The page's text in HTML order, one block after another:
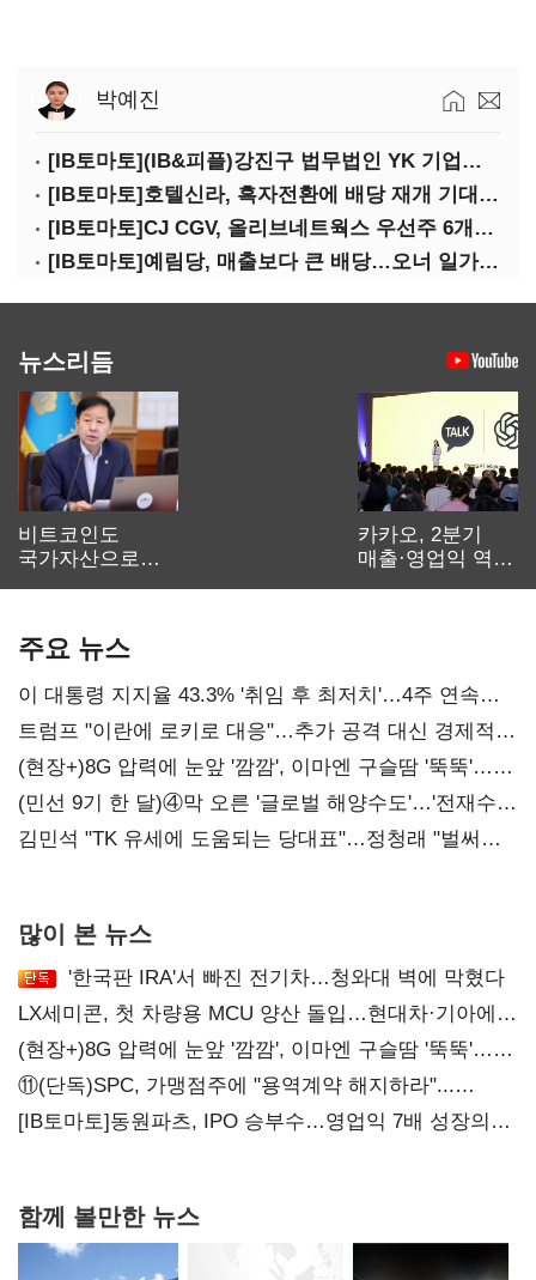
박예진
[IB토마토](IB&피플)강진구 법무법인 YK 기업거버넌스센터 센터장
[IB토마토]호텔신라, 흑자전환에 배당 재개 기대감…삼성생명도 웃을까
[IB토마토]CJ CGV, 올리브네트웍스 우선주 6개월 만에 상환…왜?
[IB토마토]예림당, 매출보다 큰 배당…오너 일가에 절반 간다
뉴스리듬
비트코인도
국가자산으로…'
카카오, 2분기
매출·영업익 역대
주요 뉴스
이 대통령 지지율 43.3% '취임 후 최저치'…4주 연속
'하락'
트럼프 "이란에 로키로 대응"…추가 공격 대신 경제적
압박 시사
(현장+)8G 압력에 눈앞 '깜깜', 이마엔 구슬땀 '뚝뚝'…
화려한 에어쇼 뒤 땀방울
(민선 9기 한 달)④막 오른 '글로벌 해양수도'…'전재수
리더십' 시험대
김민석 "TK 유세에 도움되는 당대표"…정청래 "벌써
많이 본 뉴스
'한국판 IRA'서 빠진 전기차…청와대 벽에 막혔다
LX세미콘, 첫 차량용 MCU 양산 돌입…현대차·기아에
공급
(현장+)8G 압력에 눈앞 '깜깜', 이마엔 구슬땀 '뚝뚝'…
화려한 에어쇼 뒤 땀방울
⑪(단독)SPC, 가맹점주에 "용역계약 해지하라"...
내팽개친 '사회적합의'
[IB토마토]동원파츠, IPO 승부수…영업익 7배 성장의
함께 볼만한 뉴스